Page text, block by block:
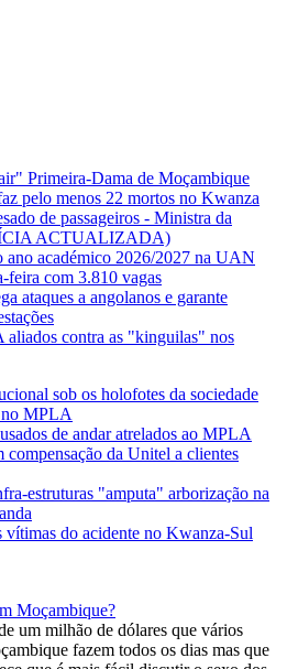
Primeira-Dama de Moçambique
pelo menos 22 mortos no Kwanza
de passageiros - Ministra da
ACTUALIZADA)
ano académico 2026/2027 na UAN
feira com 3.810 vagas
ataques a angolanos e garante
contra as "kinguilas" nos
sob os holofotes da sociedade
no MPLA
de andar atrelados ao MPLA
compensação da Unitel a clientes
estruturas "amputa" arborização na
vítimas do acidente no Kwanza-Sul
Moçambique?
um milhão de dólares que vários
fazem todos os dias mas que